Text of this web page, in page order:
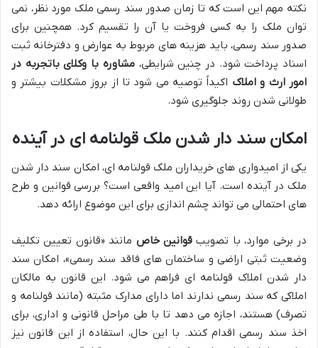
نکته مهم این است که تا زمان صدور سند رسمی ملک مورد نظر، نمی
توان ملک را به کسی فروخت یا آن را تقسیم کرد. همچنین برای
صدور سند رسمی، باید هزینه های مربوط به عوارض و دفترخانه ثبت
اسناد پرداخت شود. در چنین شرایطی،مشاوره با وکلای باتجربه در
امور ارث و املاک اکیداً توصیه می شود تا از بروز مشکلات بیشتر و
طولانی شدن روند جلوگیری شود.
امکان سند دار شدن ملک قولنامه ای در آینده
یکی از امیدواری های خریداران ملک قولنامه ای، امکان سند دار شدن
ملک در آینده است. آیا این امید واقعی است؟ بررسی قوانین و طرح
های احتمالی می تواند چشم اندازی برای این موضوع ارائه دهد.
در برخی موارد، با تصویب قوانین خاص مانند «قانون تعیین تکلیف
وضعیت ثبتی اراضی و ساختمان های فاقد سند رسمی»، امکان سند
دار شدن املاک قولنامه ای فراهم می شود. این قانون به مالکان
املاکی که سند رسمی ندارند اما دارای مدارک مثبته (مانند قولنامه و
تصرف) هستند، اجازه می دهد تا با طی مراحل قانونی و اداری، برای
اخذ سند رسمی اقدام کنند. با این حال، استفاده از این قانون نیز